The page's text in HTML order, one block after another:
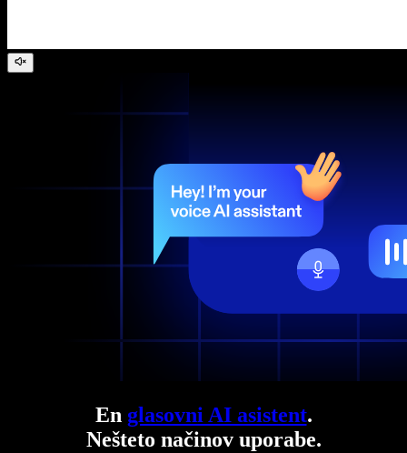
En glasovni AI asistent.
Nešteto načinov uporabe.